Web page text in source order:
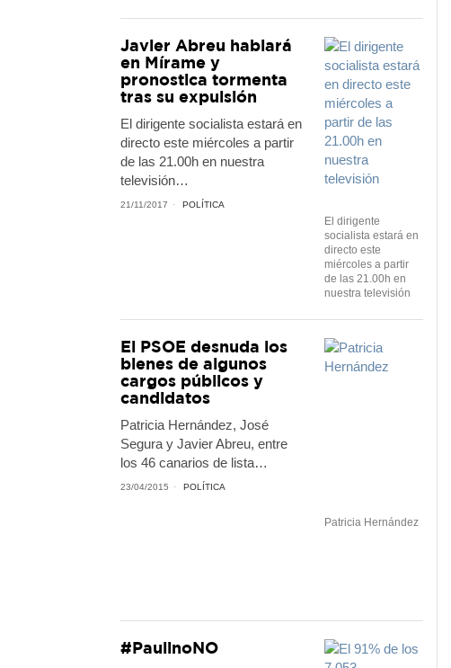
El dirigente
socialista estará en
directo este
miércoles a partir
de las 21.00h en
nuestra televisión
Javier Abreu hablará
en Mírame y
pronostica tormenta
tras su expulsión
El dirigente socialista estará en
directo este miércoles a partir
de las 21.00h en nuestra
televisión…
21/11/2017 POLÍTICA
Patricia Hernández
El PSOE desnuda los
bienes de algunos
cargos públicos y
candidatos
Patricia Hernández, José
Segura y Javier Abreu, entre
los 46 canarios de lista…
23/04/2015 POLÍTICA
#PaulinoNO